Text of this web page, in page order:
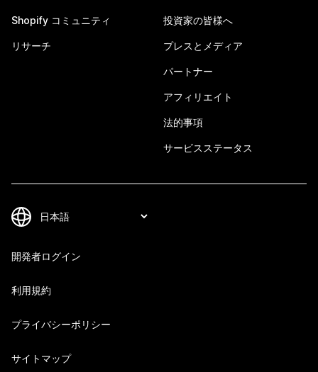
Shopify コミュニティ
リサーチ
投資家の皆様へ
プレスとメディア
パートナー
アフィリエイト
法的事項
サービスステータス
開発者ログイン
利用規約
プライバシーポリシー
サイトマップ